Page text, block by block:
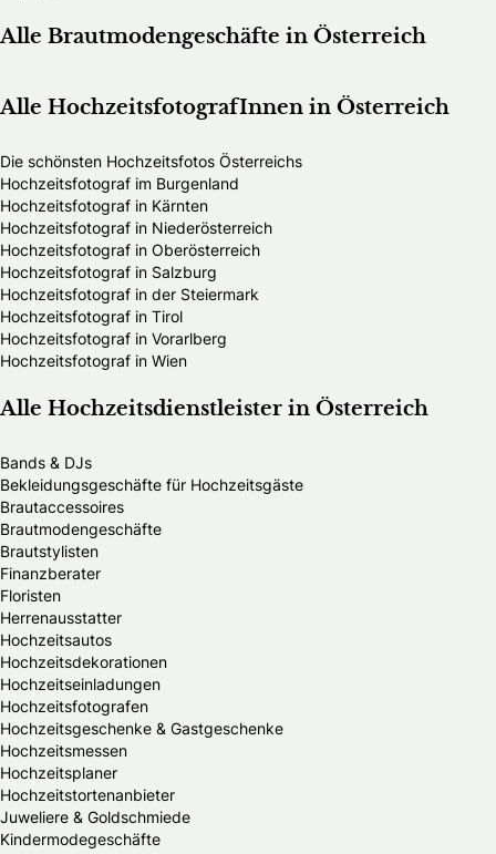
Alle Brautmodengeschäfte in Österreich
Alle HochzeitsfotografInnen in Österreich
Die schönsten Hochzeitsfotos Österreichs
Hochzeitsfotograf im Burgenland
Hochzeitsfotograf in Kärnten
Hochzeitsfotograf in Niederösterreich
Hochzeitsfotograf in Oberösterreich
Hochzeitsfotograf in Salzburg
Hochzeitsfotograf in der Steiermark
Hochzeitsfotograf in Tirol
Hochzeitsfotograf in Vorarlberg
Hochzeitsfotograf in Wien
Alle Hochzeitsdienstleister in Österreich
Bands & DJs
Bekleidungsgeschäfte für Hochzeitsgäste
Brautaccessoires
Brautmodengeschäfte
Brautstylisten
Finanzberater
Floristen
Herrenausstatter
Hochzeitsautos
Hochzeitsdekorationen
Hochzeitseinladungen
Hochzeitsfotografen
Hochzeitsgeschenke & Gastgeschenke
Hochzeitsmessen
Hochzeitsplaner
Hochzeitstortenanbieter
Juweliere & Goldschmiede
Kindermodegeschäfte